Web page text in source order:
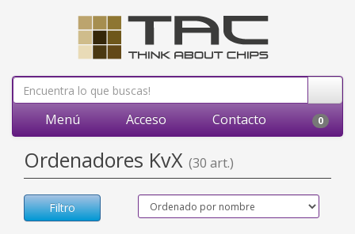
Menú Acceso Contacto 0
Ordenadores KvX (30 art.)
Filtro